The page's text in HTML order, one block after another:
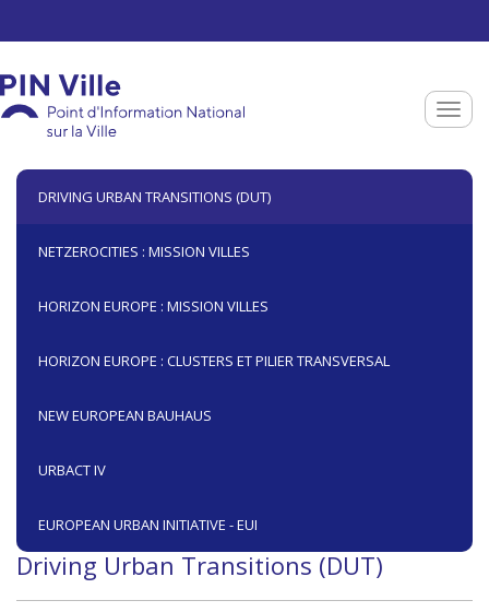
DRIVING URBAN TRANSITIONS (DUT)
NETZEROCITIES : MISSION VILLES
HORIZON EUROPE : MISSION VILLES
HORIZON EUROPE : CLUSTERS ET PILIER TRANSVERSAL
NEW EUROPEAN BAUHAUS
URBACT IV
EUROPEAN URBAN INITIATIVE - EUI
Driving Urban Transitions (DUT)